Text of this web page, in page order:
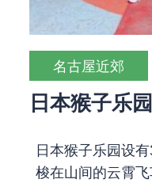
名古屋近郊
日本猴子乐园
日本猴子乐园设
梭在山间的云霄